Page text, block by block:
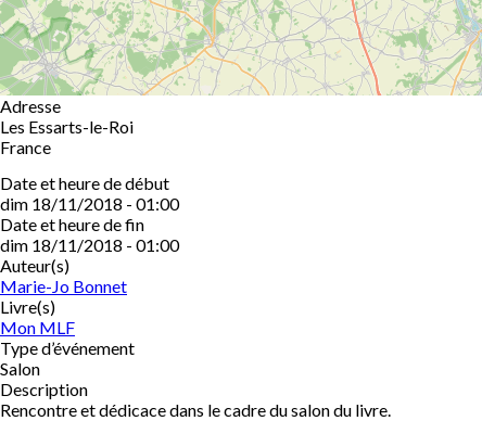
Adresse
Les Essarts-le-Roi
France
Date et heure de début
dim 18/11/2018 - 01:00
Date et heure de fin
dim 18/11/2018 - 01:00
Auteur(s)
Marie-Jo Bonnet
Livre(s)
Mon MLF
Type d’événement
Salon
Description
Rencontre et dédicace dans le cadre du salon du livre.